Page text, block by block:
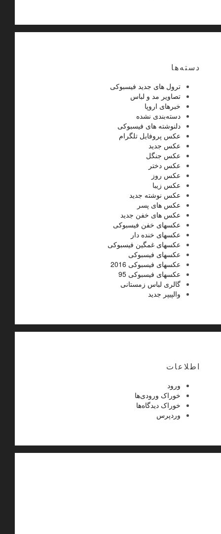
دسته‌ها
ترول های جدید فیسبوکی
تصاویر مد و لباس
خبرهای اروپا
دسته‌بندی نشده
دلنوشته های فیسبوکی
عکس پروفایل تلگرام
عکس جدید
عکس جنگل
عکس دختر
عکس روز
عکس زیبا
عکس نوشته جدید
عکس های پسر
عکس های خفن جدید
عکسهای خفن فیسبوکی
عکسهای خنده دار
عکسهای غمگین فیسبوکی
عکسهای فیسبوکی
عکسهای فیسبوکی 2016
عکسهای فیسبوکی 95
گالری لباس زمستانی
والپیپر جدید
اطلاعات
ورود
خوراک ورودی‌ها
خوراک دیدگاه‌ها
وردپرس